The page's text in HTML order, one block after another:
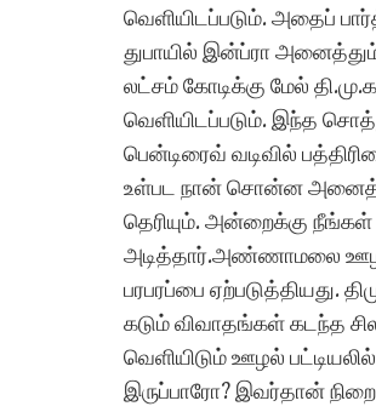
வெளியிடப்படும். அதைப்
துபாயில் இன்ப்ரா
லட்சம் கோடிக்கு மேல்
வெளியிடப்படும். இந்த
பென்டிரைவ் வடிவில்
உள்பட நான் சொன்ன
தெரியும். அன்றைக்கு
அடித்தார்.அண்ணாமலை ஊழல்
பரபரப்பை ஏற்படுத்தியது.
கடும் விவாதங்கள் கடந்த
வெளியிடும் ஊழல்
இருப்பாரோ? இவர்தான்